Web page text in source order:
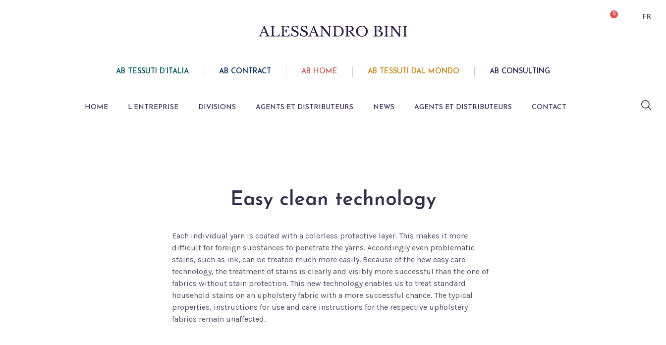
0 FR
AB TESSUTI D’ITALIA AB CONTRACT AB HOME AB TESSUTI DAL MONDO AB CONSULTING
HOME L’ENTREPRISE DIVISIONS AGENTS ET DISTRIBUTEURS NEWS AGENTS ET DISTRIBUTEURS CONTACT
Easy clean technology
Each individual yarn is coated with a colorless protective layer. This makes it more
difficult for foreign substances to penetrate the yarns. Accordingly even problematic
stains, such as ink, can be treated much more easily. Because of the new easy care
technology, the treatment of stains is clearly and visibly more successful than the one of
fabrics without stain protection. This new technology enables us to treat standard
household stains on an upholstery fabric with a more successful chance. The typical
properties, instructions for use and care instructions for the respective upholstery
fabrics remain unaffected.